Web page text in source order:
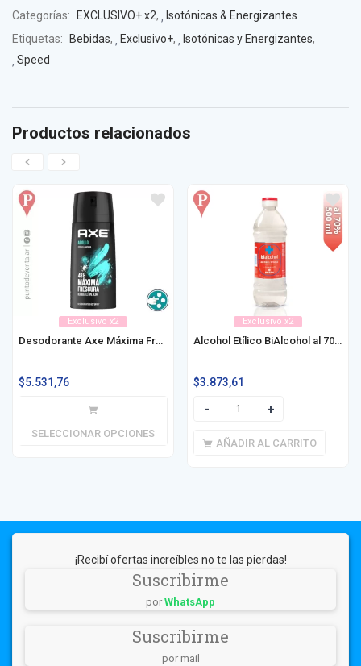
Categorías:
EXCLUSIVO+ x2,
Isotónicas & Energizantes
Etiquetas:
Bebidas, Exclusivo+, Isotónicas y Energizantes,
Speed
Productos relacionados
Exclusivo x2
Desodorante Axe Máxima Frescura 150ml
$5.531,76
SELECCIONAR OPCIONES
Exclusivo x2
Alcohol Etílico BiAlcohol al 70% 500ml
$3.873,61
AÑADIR AL CARRITO
¡Recibí ofertas increíbles no te las pierdas!
Suscribirme
por WhatsApp
Suscribirme
por mail